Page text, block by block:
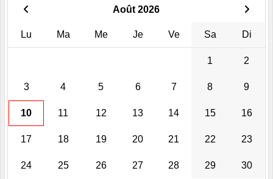
Août 2026
Lu Ma Me Je Ve Sa Di
1 2
3 4 5 6 7 8 9
10 11 12 13 14 15 16
17 18 19 20 21 22 23
24 25 26 27 28 29 30